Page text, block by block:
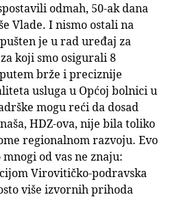
odmah, 50-ak dana
Vlade. I nismo ostali na
je u rad uređaj za
koji smo osigurali 8
brže i preciznije
usluga u Općoj bolnici u
mogu reći da dosad
HDZ-ova, nije bila toliko
regionalnom razvoju. Evo
od vas ne znaju:
Virovitičko-podravska
više izvornih prihoda